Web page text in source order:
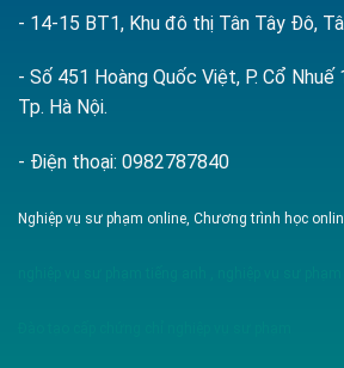
- 14-15 BT1, Khu đô thị Tân Tây Đô,
- Số 451 Hoàng Quốc Việt, P. Cổ Nhuế
Tp. Hà Nội.
- Điện thoại: 0982787840
Nghiệp vụ sư phạm online, Chương trình học